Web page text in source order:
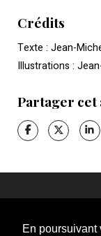
En poursuivant
Crédits
Texte : Jean-
Illustrations :
Partager cet